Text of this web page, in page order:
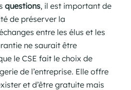
questions, il est important de
de préserver la
entre les élus et les
ne saurait être
le CSE fait le choix de
de l’entreprise. Elle offre
et d’être gratuite mais